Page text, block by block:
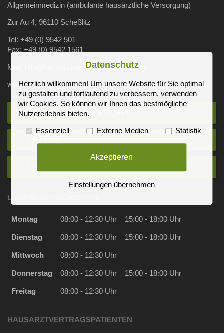
Allgemeinmedizin (ambulante hausärztliche Versorgung)
Zur Au 4, 96110 Scheßlitz
Tel: +49 (0) 9542 501
Fax: +49 (0) 9542 1561
Mail: info@hausarzt-zentrum-schesslitz.de
www.hausarzt-zentrum-schesslitz.de
TERMIN ONLINE BUCHEN
UNSERE SPRECHZEITEN
Montag 08:00 - 12:30 Uhr 15:00 - 18:00 Uhr
Dienstag 08:00 - 12:30 Uhr 15:00 - 18:00 Uhr
Mittwoch 08:00 - 12:30 Uhr
Donnerstag 08:00 - 12:30 Uhr 15:00 - 18:00 Uhr
Freitag 08:00 - 12:30 Uhr
HAUSARZTVERTRAGSPATIENTEN
Datenschutz
Herzlich willkommen! Um unsere Website für Sie optimal
zu gestalten und fortlaufend zu verbessern, verwenden
wir Cookies. So können wir Ihnen das bestmögliche
Nutzererlebnis bieten.
Essenziell Externe Medien Statistik
Akzeptieren
Einstellungen übernehmen